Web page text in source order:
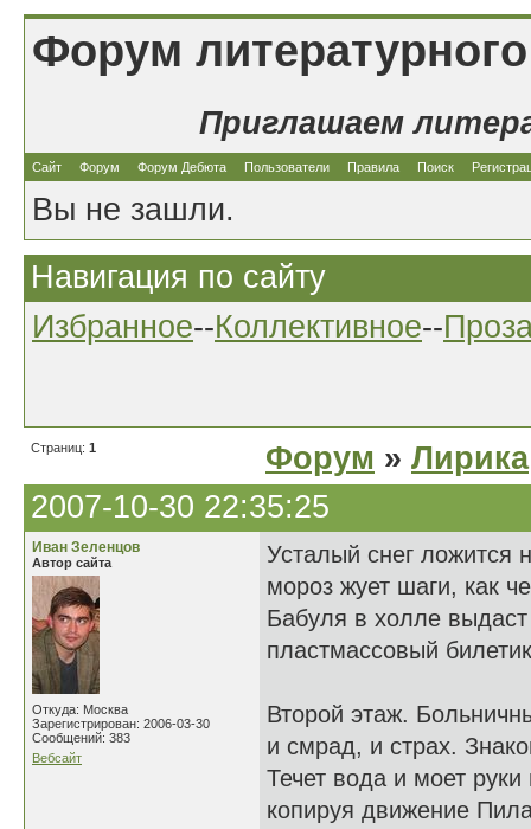
Форум
Приглашаем
Сайт Форум Форум Дебюта Пользователи Правила Поиск
Вы не зашли.
Навигация по сайту
Избранное--Коллективное--
Страниц: 1 Форум » Лирика
2007-10-30 22:35:25
Иван Зеленцов
Автор сайта
Откуда: Москва
Зарегистрирован: 2006-03-30
Сообщений: 383
Вебсайт
Усталый снег ложится
мороз жует шаги, как
Бабуля в холле
пластмассовый
Второй этаж.
и смрад, и страх.
Течет вода и моет руки
копируя движение